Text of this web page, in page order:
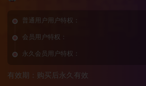
普通用户用户特权：
会员用户特权：
永久会员用户特权：
有效期：购买后永久有效